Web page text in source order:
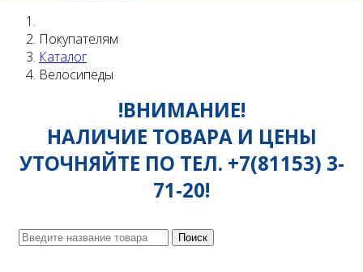
Покупателям
Каталог
Велосипеды
!ВНИМАНИЕ!
НАЛИЧИЕ ТОВАРА И ЦЕНЫ
УТОЧНЯЙТЕ ПО ТЕЛ. +7(81153) 3-
71-20!
Поиск